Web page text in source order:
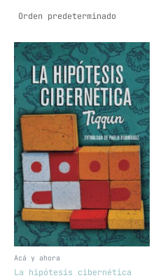
Acá y ahora
La hipótesis cibernética